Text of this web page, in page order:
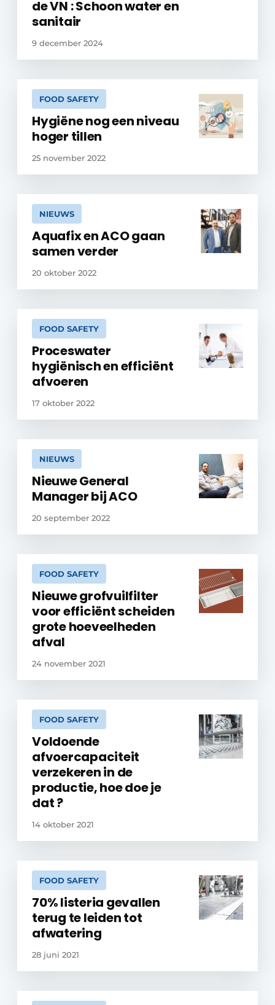
de VN : Schoon water en
sanitair
9 december 2024
FOOD SAFETY
Hygiëne nog een niveau
hoger tillen
25 november 2022
NIEUWS
Aquafix en ACO gaan
samen verder
20 oktober 2022
FOOD SAFETY
Proceswater
hygiënisch en efficiënt
afvoeren
17 oktober 2022
NIEUWS
Nieuwe General
Manager bij ACO
20 september 2022
FOOD SAFETY
Nieuwe grofvuilfilter
voor efficiënt scheiden
grote hoeveelheden
afval
24 november 2021
FOOD SAFETY
Voldoende
afvoercapaciteit
verzekeren in de
productie, hoe doe je
dat ?
14 oktober 2021
FOOD SAFETY
70% listeria gevallen
terug te leiden tot
afwatering
28 juni 2021